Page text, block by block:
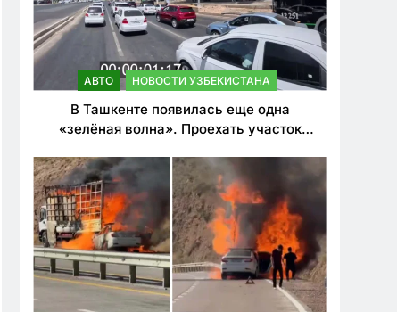
АВТО НОВОСТИ УЗБЕКИСТАНА
В Ташкенте появилась еще одна
«зелёная волна». Проехать участок